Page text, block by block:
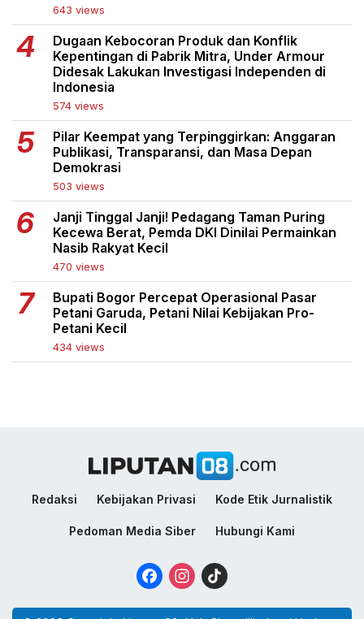
643 views
Dugaan Kebocoran Produk dan Konflik
Kepentingan di Pabrik Mitra, Under Armour
Didesak Lakukan Investigasi Independen di
Indonesia
574 views
Pilar Keempat yang Terpinggirkan: Anggaran
Publikasi, Transparansi, dan Masa Depan
Demokrasi
503 views
Janji Tinggal Janji! Pedagang Taman Puring
Kecewa Berat, Pemda DKI Dinilai Permainkan
Nasib Rakyat Kecil
470 views
Bupati Bogor Percepat Operasional Pasar
Petani Garuda, Petani Nilai Kebijakan Pro-
Petani Kecil
434 views
Redaksi Kebijakan Privasi Kode Etik Jurnalistik
Pedoman Media Siber Hubungi Kami
FacebookInstagram